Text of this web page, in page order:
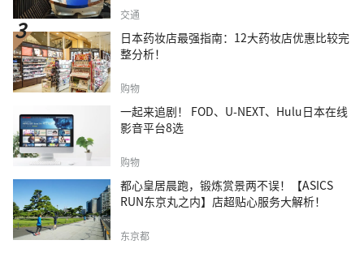
交通
日本药妆店最强指南：12大药妆店优惠比较完
整分析！
购物
一起来追剧！ FOD、U-NEXT、Hulu日本在线
影音平台8选
购物
都心皇居晨跑，锻炼赏景两不误！【ASICS
RUN东京丸之内】店超贴心服务大解析！
东京都